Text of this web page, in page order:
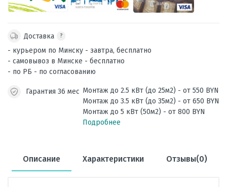
Доставка ?
- курьером по Минску - завтра, бесплатно
- самовывоз в Минске - бесплатно
- по РБ - по согласованию
Гарантия 36 мес Монтаж до 2.5 кВт (до 25м2) - от 550 BYN
Монтаж до 3.5 кВт (до 35м2) - от 650 BYN
Монтаж до 5 кВт (50м2) - от 800 BYN
Подробнее
Описание Характеристики Отзывы(0)